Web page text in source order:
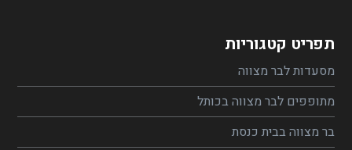
תפריט קטגוריות
מסעדות לבר מצווה
מתופפים לבר מצווה בכותל
בר מצווה בבית כנסת